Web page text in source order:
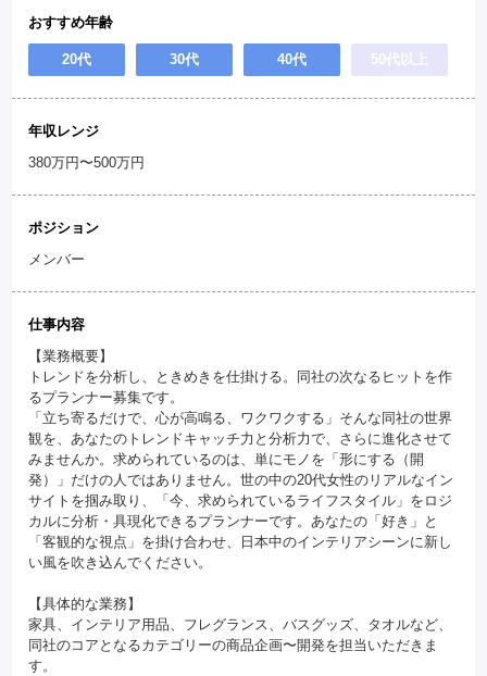
おすすめ年齢
20代 30代 40代 50代以上
年収レンジ
380万円〜500万円
ポジション
メンバー
仕事内容
【業務概要】
トレンドを分析し、ときめきを仕掛ける。同社の次なるヒットを作
るプランナー募集です。
「立ち寄るだけで、心が高鳴る、ワクワクする」そんな同社の世界
観を、あなたのトレンドキャッチ力と分析力で、さらに進化させて
みませんか。求められているのは、単にモノを「形にする（開
発）」だけの人ではありません。世の中の20代女性のリアルなイン
サイトを掴み取り、「今、求められているライフスタイル」をロジ
カルに分析・具現化できるプランナーです。あなたの「好き」と
「客観的な視点」を掛け合わせ、日本中のインテリアシーンに新し
い風を吹き込んでください。
【具体的な業務】
家具、インテリア用品、フレグランス、バスグッズ、タオルなど、
同社のコアとなるカテゴリーの商品企画〜開発を担当いただきま
す。